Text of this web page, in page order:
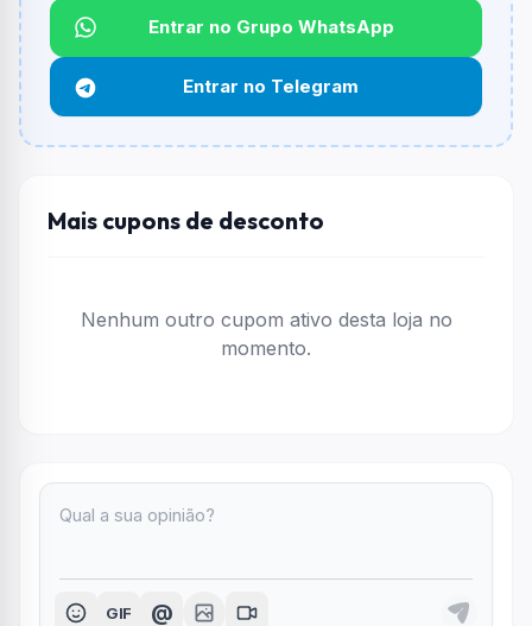
Funciona em qualquer produto?
Não necessariamente. Depende de itens participantes
e alguns vendedores ou produtos especificos podem
não aceitar cupons.
Entrar no Grupo WhatsApp
Entrar no Telegram
Mais cupons de desconto
Nenhum outro cupom ativo desta loja no
momento.
GIF @